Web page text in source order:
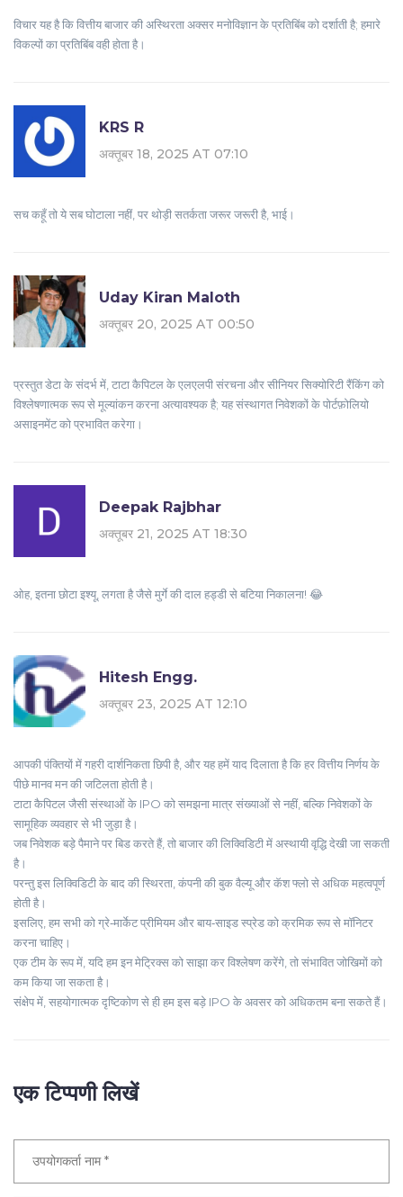
विचार यह है कि वित्तीय बाजार की अस्थिरता अक्सर मनोविज्ञान के प्रतिबिंब को दर्शाती है; हमारे
विकल्पों का प्रतिबिंब वही होता है।
KRS R
अक्तूबर 18, 2025 AT 07:10
सच कहूँ तो ये सब घोटाला नहीं, पर थोड़ी सतर्कता जरूर जरूरी है, भाई।
Uday Kiran Maloth
अक्तूबर 20, 2025 AT 00:50
प्रस्तुत डेटा के संदर्भ में, टाटा कैपिटल के एलएलपी संरचना और सीनियर सिक्योरिटी रैंकिंग को
विश्लेषणात्मक रूप से मूल्यांकन करना अत्यावश्यक है; यह संस्थागत निवेशकों के पोर्टफ़ोलियो
असाइनमेंट को प्रभावित करेगा।
Deepak Rajbhar
अक्तूबर 21, 2025 AT 18:30
ओह, इतना छोटा इश्यू, लगता है जैसे मुर्गे की दाल हड्डी से बटिया निकालना! 😂
Hitesh Engg.
अक्तूबर 23, 2025 AT 12:10
आपकी पंक्तियों में गहरी दार्शनिकता छिपी है, और यह हमें याद दिलाता है कि हर वित्तीय निर्णय के
पीछे मानव मन की जटिलता होती है।
टाटा कैपिटल जैसी संस्थाओं के IPO को समझना मात्र संख्याओं से नहीं, बल्कि निवेशकों के
सामूहिक व्यवहार से भी जुड़ा है।
जब निवेशक बड़े पैमाने पर बिड करते हैं, तो बाजार की लिक्विडिटी में अस्थायी वृद्धि देखी जा सकती
है।
परन्तु इस लिक्विडिटी के बाद की स्थिरता, कंपनी की बुक वैल्यू और कॅश फ्लो से अधिक महत्वपूर्ण
होती है।
इसलिए, हम सभी को ग्रे‑मार्केट प्रीमियम और बाय‑साइड स्प्रेड को क्रमिक रूप से मॉनिटर
करना चाहिए।
एक टीम के रूप में, यदि हम इन मेट्रिक्स को साझा कर विश्लेषण करेंगे, तो संभावित जोखिमों को
कम किया जा सकता है।
संक्षेप में, सहयोगात्मक दृष्टिकोण से ही हम इस बड़े IPO के अवसर को अधिकतम बना सकते हैं।
एक टिप्पणी लिखें